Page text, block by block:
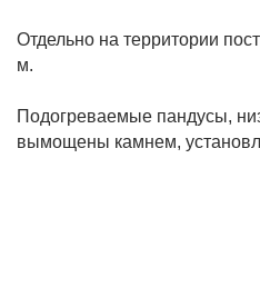
Отдельно на территории
м.
Подогреваемые пандусы,
вымощены камнем,